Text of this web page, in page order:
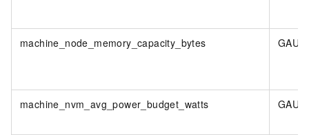
machine_node_memory_capacity_bytes
machine_nvm_avg_power_budget_watts